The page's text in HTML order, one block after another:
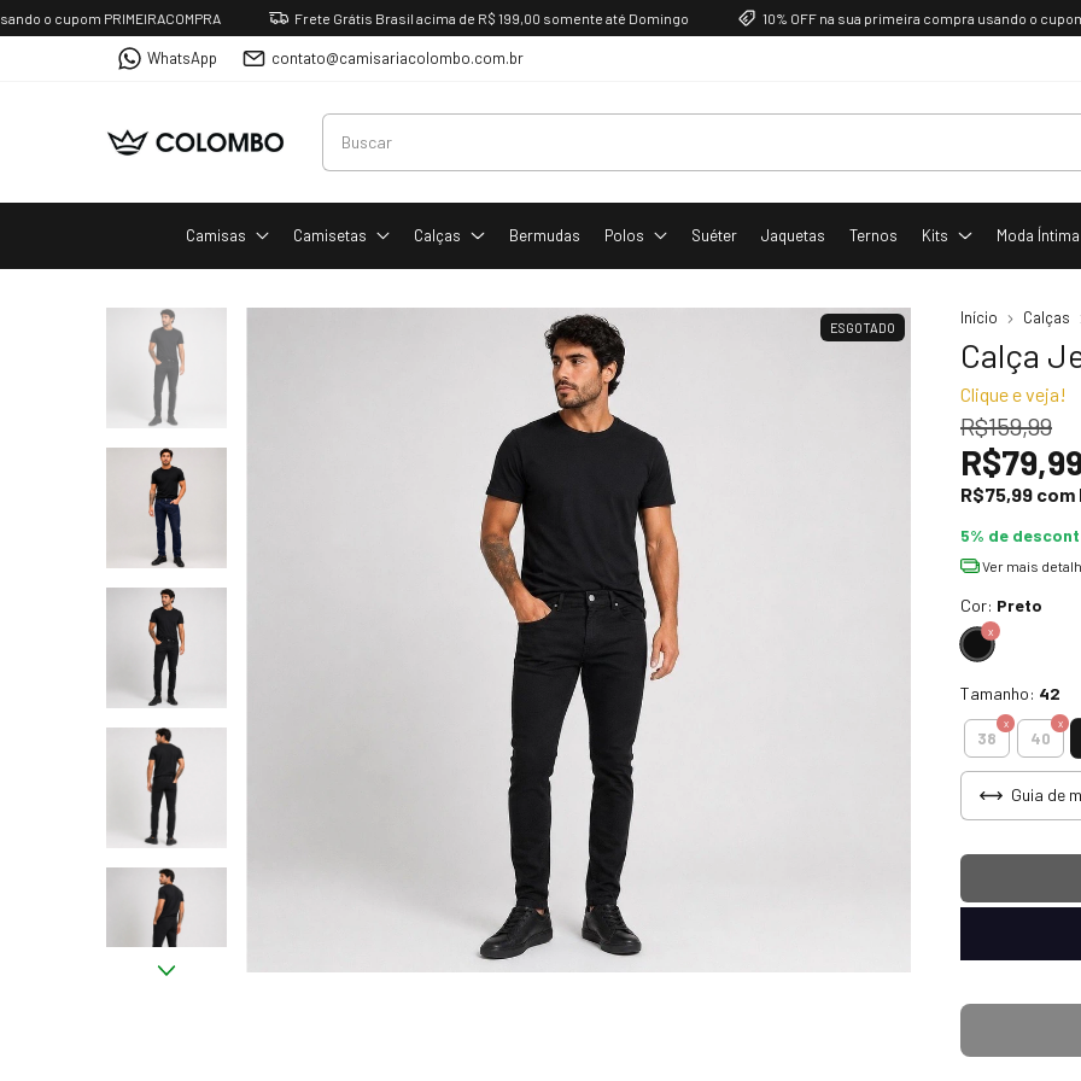
PRIMEIRACOMPRA Frete Grátis Brasil acima de R$ 199,00 somente até Domingo 10% OFF na sua primeira compra usando o cupom
WhatsApp contato@camisariacolombo.com.br
Camisas Camisetas Calças Bermudas Polos Suéter Jaquetas Ternos Kits Moda Íntima
ESGOTADO
Início Calças
Calça
Clique e veja!
R$159,99
R$75,99 com
5% de
Ver mais
Cor: Preto
Tamanho: 42
38 40
Guia de